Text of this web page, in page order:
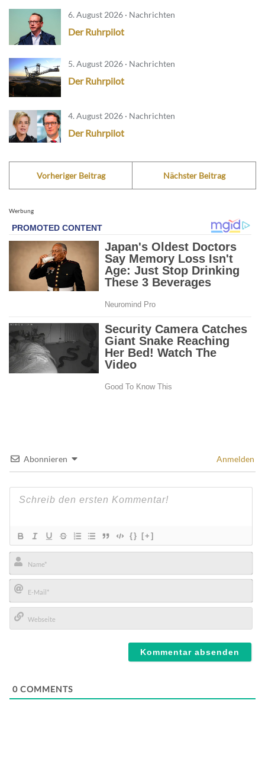
6. August 2026 · Nachrichten
Der Ruhrpilot
5. August 2026 · Nachrichten
Der Ruhrpilot
4. August 2026 · Nachrichten
Der Ruhrpilot
Vorheriger Beitrag Nächster Beitrag
Werbung
Abonnieren Anmelden
{} [+]
Name*
E-
Mail*
0 COMMENTS